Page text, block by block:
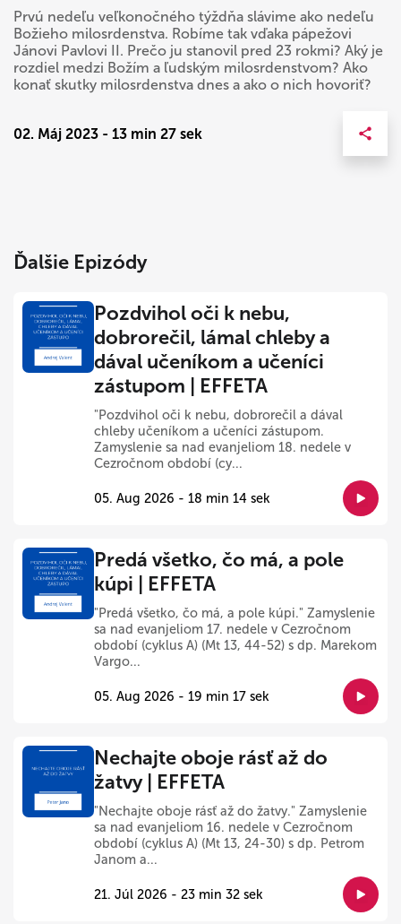
Prvú nedeľu veľkonočného týždňa slávime ako nedeľu
Božieho milosrdenstva. Robíme tak vďaka pápežovi
Jánovi Pavlovi II. Prečo ju stanovil pred 23 rokmi? Aký je
rozdiel medzi Božím a ľudským milosrdenstvom? Ako
konať skutky milosrdenstva dnes a ako o nich hovoriť?
02. Máj 2023 - 13 min 27 sek
Ďalšie Epizódy
Pozdvihol oči k nebu,
dobrorečil, lámal chleby a
dával učeníkom a učeníci
zástupom | EFFETA
"Pozdvihol oči k nebu, dobrorečil a dával
chleby učeníkom a učeníci zástupom.
Zamyslenie sa nad evanjeliom 18. nedele v
Cezročnom období (cy...
05. Aug 2026 - 18 min 14 sek
Predá všetko, čo má, a pole
kúpi | EFFETA
"Predá všetko, čo má, a pole kúpi." Zamyslenie
sa nad evanjeliom 17. nedele v Cezročnom
období (cyklus A) (Mt 13, 44-52) s dp. Marekom
Vargo...
05. Aug 2026 - 19 min 17 sek
Nechajte oboje rásť až do
žatvy | EFFETA
"Nechajte oboje rásť až do žatvy." Zamyslenie
sa nad evanjeliom 16. nedele v Cezročnom
období (cyklus A) (Mt 13, 24-30) s dp. Petrom
Janom a...
21. Júl 2026 - 23 min 32 sek